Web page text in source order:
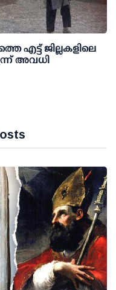
എട്ട് ജില്ലകളിലെ
അവധി